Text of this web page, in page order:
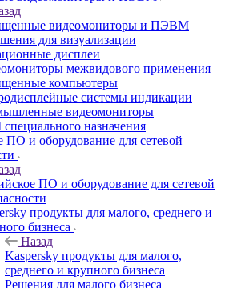
видеомониторы и ПЭВМ
для визуализации
дисплеи
межвидового применения
компьютеры
системы индикации
видеомониторы
назначения
ПО и оборудование для сетевой
ПО и оборудование для сетевой
продукты для малого, среднего и
бизнеса
Назад
Kaspersky продукты для малого,
среднего и крупного бизнеса
Решения для малого бизнеса